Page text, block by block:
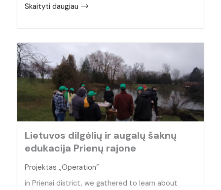
Skaityti daugiau
Lietuvos dilgėlių ir augalų šaknų
edukacija Prienų rajone
Projektas ,,Operation”
in Prienai district, we gathered to learn about